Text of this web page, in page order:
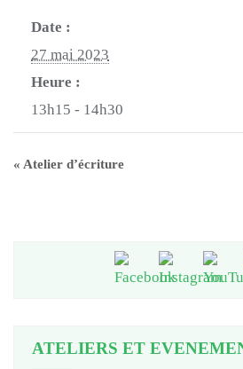
Date :
27 mai 2023
Heure :
13h15 - 14h30
« Atelier d’écriture
ATELIERS ET